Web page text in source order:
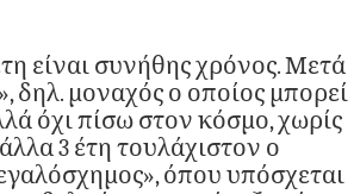
είναι συνήθης χρόνος. Μετά
δηλ. μοναχός ο οποίος μπορεί
όχι πίσω στον κόσμο, χωρίς
3 έτη τουλάχιστον ο
όπου υπόσχεται